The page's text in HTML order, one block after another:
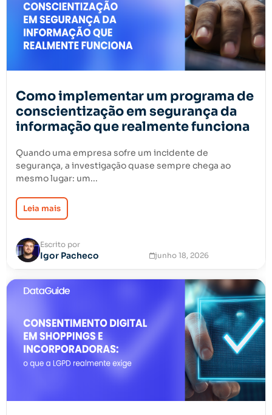
Como implementar um programa de
conscientização em segurança da
informação que realmente funciona
Quando uma empresa sofre um incidente de
segurança, a investigação quase sempre chega ao
mesmo lugar: um...
Leia mais
Escrito por
Igor Pacheco junho 18, 2026